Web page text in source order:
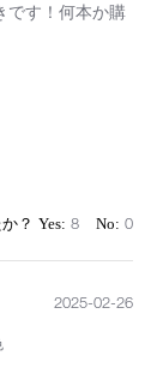
です！何本か購
8 0
2025-02-26